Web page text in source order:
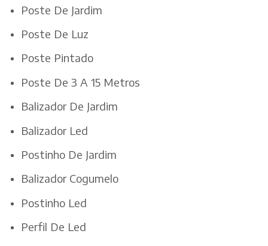
Poste De Jardim
Poste De Luz
Poste Pintado
Poste De 3 A 15 Metros
Balizador De Jardim
Balizador Led
Postinho De Jardim
Balizador Cogumelo
Postinho Led
Perfil De Led